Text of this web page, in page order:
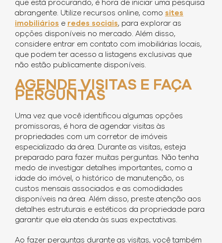
que está procurando, é hora de iniciar uma pesquisa
abrangente. Utilize recursos online, como sites
imobiliários e redes sociais, para explorar as
opções disponíveis no mercado. Além disso,
considere entrar em contato com imobiliárias locais,
que podem ter acesso a listagens exclusivas que
não estão publicamente disponíveis.
AGENDE VISITAS E FAÇA
PERGUNTAS
Uma vez que você identificou algumas opções
promissoras, é hora de agendar visitas às
propriedades com um corretor de imóveis
especializado da área. Durante as visitas, esteja
preparado para fazer muitas perguntas. Não tenha
medo de investigar detalhes importantes, como a
idade do imóvel, o histórico de manutenção, os
custos mensais associados e as comodidades
disponíveis na área. Além disso, preste atenção aos
detalhes estruturais e estéticos da propriedade para
garantir que ela atenda às suas expectativas.
Ao fazer perguntas durante as visitas, você também